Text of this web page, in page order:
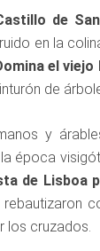
de
en la
el
de
y
época
de Lisboa
los cruzados.